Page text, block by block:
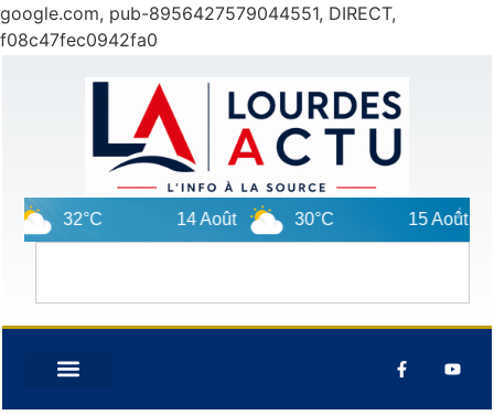
google.com, pub-8956427579044551, DIRECT,
f08c47fec0942fa0
32°C 14 Août 30°C 15 Août